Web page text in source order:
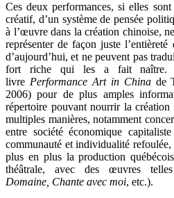
Ces deux performances, si elles sont
créatif, d’un système de pensée
à l’œuvre dans la création chinoise,
représenter de façon juste
d’aujourd’hui, et ne peuvent pas
fort riche qui les a fait naître.
livre Performance Art in Chinade
2006) pour de plus amples
répertoire pouvant nourrir la création
multiples manières, notamment
entre société économique
communauté et individualité
plus en plus la production
théâtrale, avec des œuvres
Domaine, Chante avec moi, etc.).